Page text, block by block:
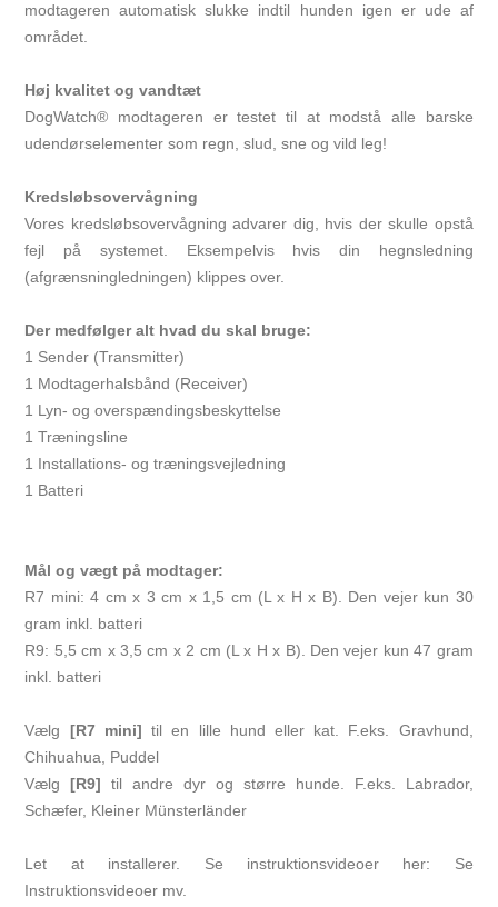
modtageren automatisk slukke indtil hunden igen er ude af
området.
Høj kvalitet og vandtæt
DogWatch® modtageren er testet til at modstå alle barske
udendørselementer som regn, slud, sne og vild leg!
Kredsløbsovervågning
Vores kredsløbsovervågning advarer dig, hvis der skulle opstå
fejl på systemet. Eksempelvis hvis din hegnsledning
(afgrænsningledningen) klippes over.
Der medfølger alt hvad du skal bruge:
1 Sender (Transmitter)
1 Modtagerhalsbånd (Receiver)
1 Lyn- og overspændingsbeskyttelse
1 Træningsline
1 Installations- og træningsvejledning
1 Batteri
Mål og vægt på modtager:
R7 mini: 4 cm x 3 cm x 1,5 cm (L x H x B). Den vejer kun 30
gram inkl. batteri
R9: 5,5 cm x 3,5 cm x 2 cm (L x H x B). Den vejer kun 47 gram
inkl. batteri
Vælg [R7 mini] til en lille hund eller kat. F.eks. Gravhund,
Chihuahua, Puddel
Vælg[R9] til andre dyr og større hunde. F.eks. Labrador,
Schæfer, Kleiner Münsterländer
Let at installerer. Se instruktionsvideoer her: Se
Instruktionsvideoer mv.